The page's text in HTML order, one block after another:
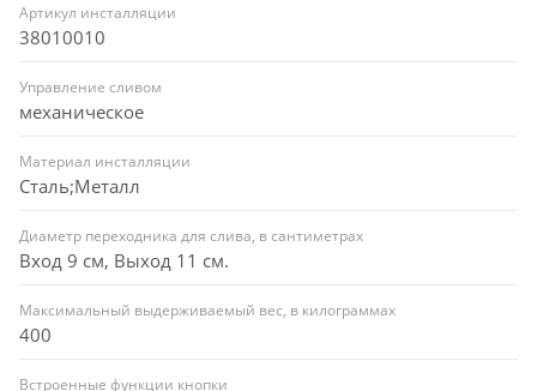
Артикул инсталляции
38010010
Управление сливом
механическое
Материал инсталляции
Сталь;Металл
Диаметр переходника для слива, в сантиметрах
Вход 9 см, Выход 11 см.
Максимальный выдерживаемый вес, в килограммах
400
Встроенные функции кнопки